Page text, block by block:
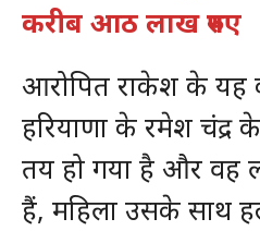
करीब आठ लाख रुपए
आरोपित राकेश के यह
हरियाणा के रमेश चंद्र
तय हो गया है और वह
हैं, महिला उसके साथ